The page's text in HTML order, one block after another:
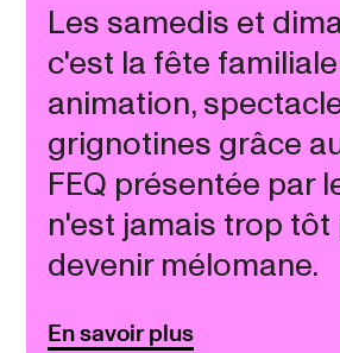
Les samedis et
c'est la fête
animation,
grignotines grâce
FEQ présentée par
n'est jamais trop tôt
devenir mélomane.
En savoir plus